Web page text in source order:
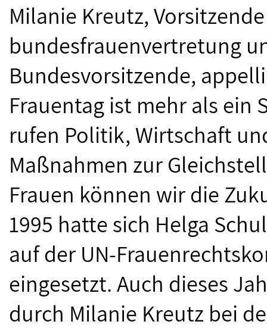
Milanie Kreutz,
bundesfrauenvertretung
Bundesvorsitzende,
Frauentag ist mehr als ein
rufen Politik, Wirtschaft
Maßnahmen zur
Frauen können wir die
1995 hatte sich Helga
auf der UN-
eingesetzt. Auch dieses
durch Milanie Kreutz bei